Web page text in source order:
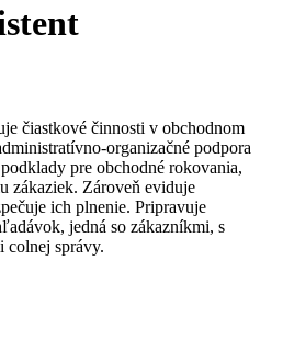
čiastkové činnosti v obchodnom
-organizačné podpora
pre obchodné rokovania,
zákaziek. Zároveň eviduje
ich plnenie. Pripravuje
, jedná so zákazníkmi, s
colnej správy.